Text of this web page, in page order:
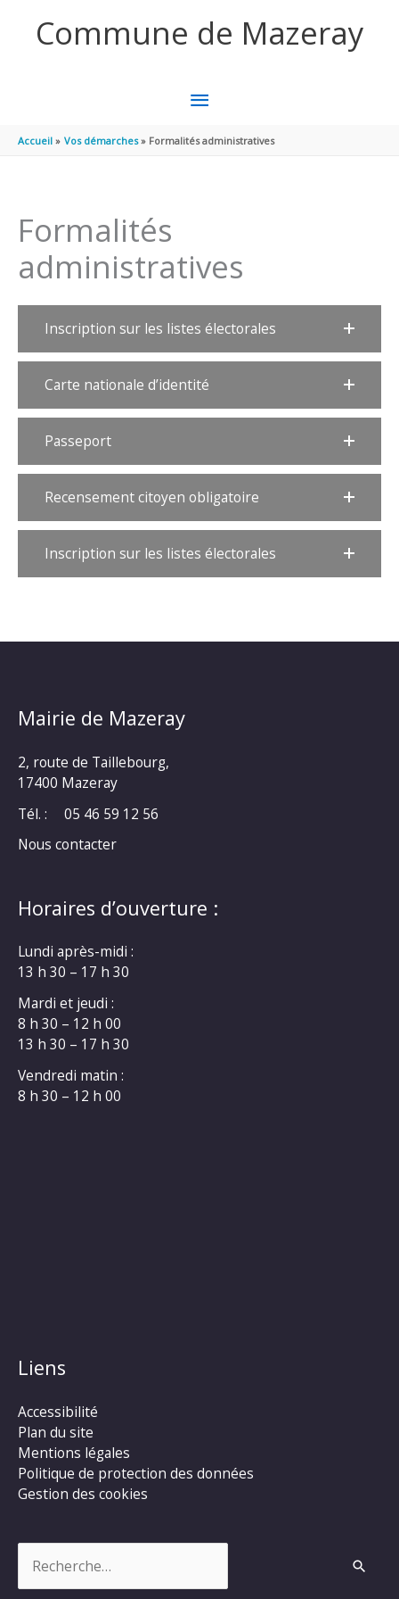
Commune de Mazeray
MENU
PRINCIPAL
Accueil Vos démarches Formalités administratives
Formalités
administratives
Inscription sur les listes électorales
Carte nationale d’identité
Passeport
Recensement citoyen obligatoire
Inscription sur les listes électorales
Mairie de Mazeray
2, route de Taillebourg,
17400 Mazeray
Tél. :
05 46 59 12 56
Nous contacter
Horaires d’ouverture :
Lundi après-midi :
13 h 30 – 17 h 30
Mardi et jeudi :
8 h 30 – 12 h 00
13 h 30 – 17 h 30
Vendredi matin :
8 h 30 – 12 h 00
Liens
Accessibilité
Plan du site
Mentions légales
Politique de protection des données
Gestion des cookies